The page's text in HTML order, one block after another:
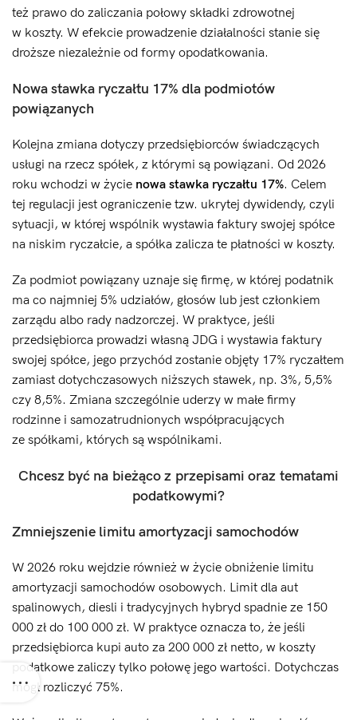
też prawo do zaliczania połowy składki zdrowotnej
w koszty. W efekcie prowadzenie działalności stanie się
droższe niezależnie od formy opodatkowania.
Nowa stawka ryczałtu 17% dla podmiotów
powiązanych
Kolejna zmiana dotyczy przedsiębiorców świadczących
usługi na rzecz spółek, z którymi są powiązani. Od 2026
roku wchodzi w życie nowa stawka ryczałtu 17%. Celem
tej regulacji jest ograniczenie tzw. ukrytej dywidendy, czyli
sytuacji, w której wspólnik wystawia faktury swojej spółce
na niskim ryczałcie, a spółka zalicza te płatności w koszty.
Za podmiot powiązany uznaje się firmę, w której podatnik
ma co najmniej 5% udziałów, głosów lub jest członkiem
zarządu albo rady nadzorczej. W praktyce, jeśli
przedsiębiorca prowadzi własną JDG i wystawia faktury
swojej spółce, jego przychód zostanie objęty 17% ryczałtem
zamiast dotychczasowych niższych stawek, np. 3%, 5,5%
czy 8,5%. Zmiana szczególnie uderzy w małe firmy
rodzinne i samozatrudnionych współpracujących
ze spółkami, których są wspólnikami.
Chcesz być na bieżąco z przepisami oraz tematami
podatkowymi?
Zmniejszenie limitu amortyzacji samochodów
W 2026 roku wejdzie również w życie obniżenie limitu
amortyzacji samochodów osobowych. Limit dla aut
spalinowych, diesli i tradycyjnych hybryd spadnie ze 150
000 zł do 100 000 zł. W praktyce oznacza to, że jeśli
przedsiębiorca kupi auto za 200 000 zł netto, w koszty
podatkowe zaliczy tylko połowę jego wartości. Dotychczas
mógł rozliczyć 75%.